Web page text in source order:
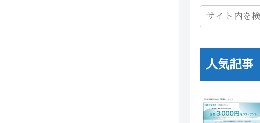
人気記事